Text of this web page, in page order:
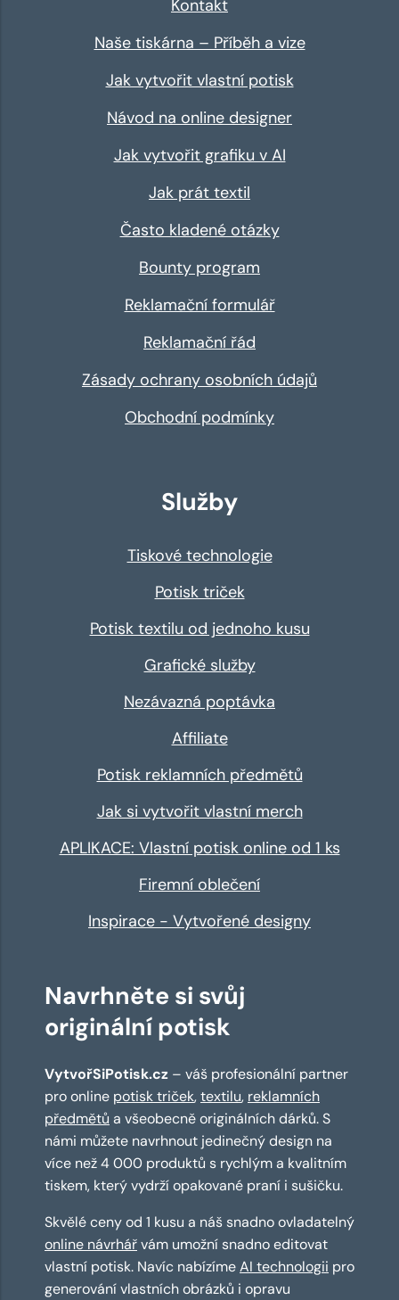
Kontakt
Naše tiskárna – Příběh a vize
Jak vytvořit vlastní potisk
Návod na online designer
Jak vytvořit grafiku v AI
Jak prát textil
Často kladené otázky
Bounty program
Reklamační formulář
Reklamační řád
Zásady ochrany osobních údajů
Obchodní podmínky
Služby
Tiskové technologie
Potisk triček
Potisk textilu od jednoho kusu
Grafické služby
Nezávazná poptávka
Affiliate
Potisk reklamních předmětů
Jak si vytvořit vlastní merch
APLIKACE: Vlastní potisk online od 1 ks
Firemní oblečení
Inspirace - Vytvořené designy
Navrhněte si svůj
originální potisk
VytvořSiPotisk.cz – váš profesionální partner
pro online potisk triček,textilu, reklamních
předmětů a všeobecně originálních dárků. S
námi můžete navrhnout jedinečný design na
více než 4 000 produktů s rychlým a kvalitním
tiskem, který vydrží opakované praní i sušičku.
Skvělé ceny od 1 kusu a náš snadno ovladatelný
online návrhářvám umožní snadno editovat
vlastní potisk. Navíc nabízímeAI technologii pro
generování vlastních obrázků i opravu